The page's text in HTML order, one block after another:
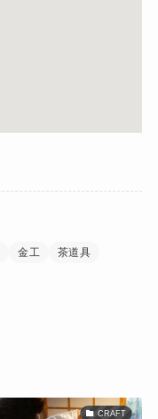
金工
茶道具
CRAFT